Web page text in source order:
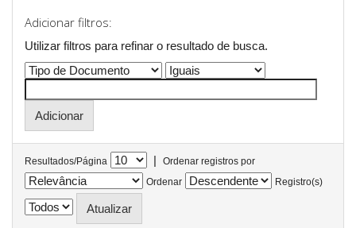
Adicionar filtros:
Utilizar filtros para refinar o resultado de busca.
Resultados/Página |
Ordenar registros por
Ordenar
Registro(s)